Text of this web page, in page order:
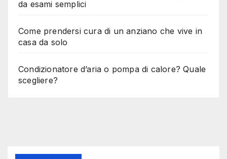
da esami semplici
Come prendersi cura di un anziano che vive in
casa da solo
Condizionatore d’aria o pompa di calore? Quale
scegliere?